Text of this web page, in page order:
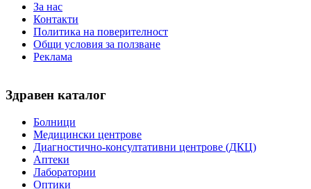
За нас
Контакти
Политика на поверителност
Общи условия за ползване
Реклама
Здравен каталог
Болници
Медицински центрове
Диагностично-консултативни центрове (ДКЦ)
Аптеки
Лаборатории
Оптики